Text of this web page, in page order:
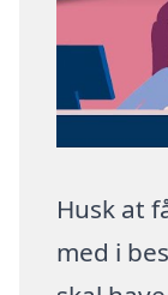
Husk at
med i